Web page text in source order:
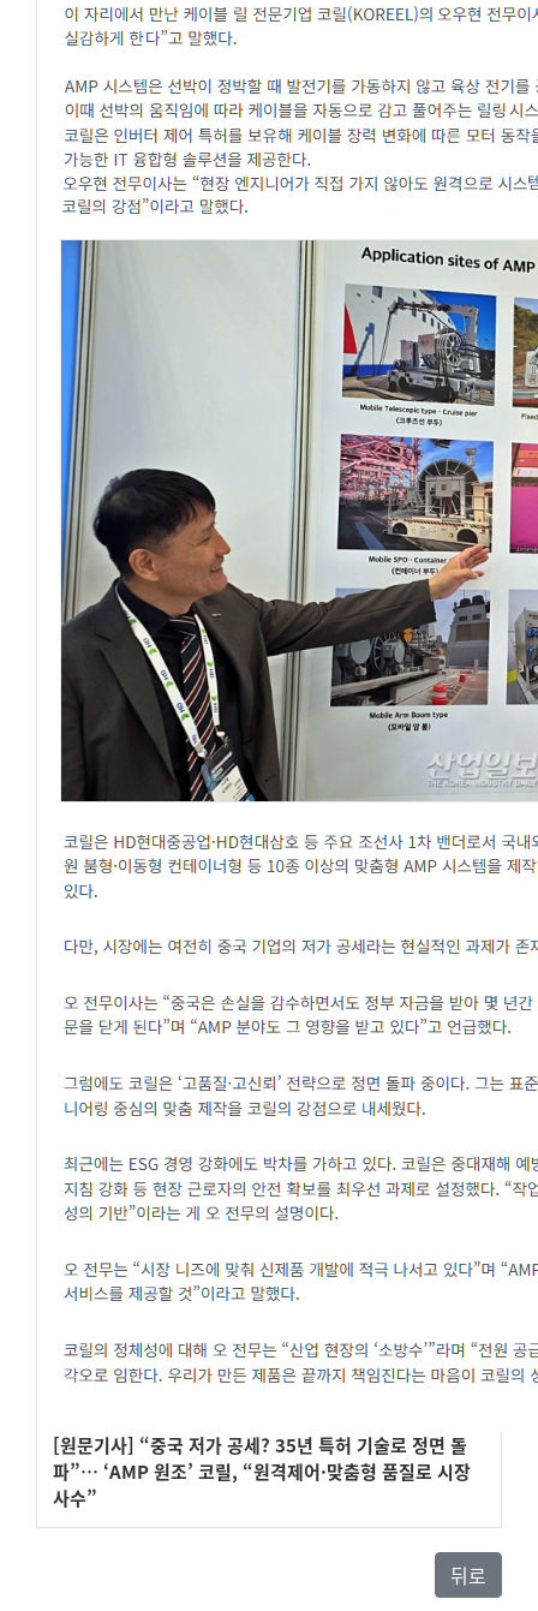
[원문기사] “중국 저가 공세? 35년 특허 기술로 정면 돌
파”… ‘AMP 원조’ 코릴, “원격제어·맞춤형 품질로 시장
사수”
뒤로